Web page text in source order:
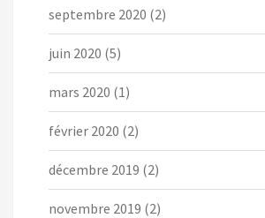
septembre 2020 (2)
juin 2020 (5)
mars 2020 (1)
février 2020 (2)
décembre 2019 (2)
novembre 2019 (2)